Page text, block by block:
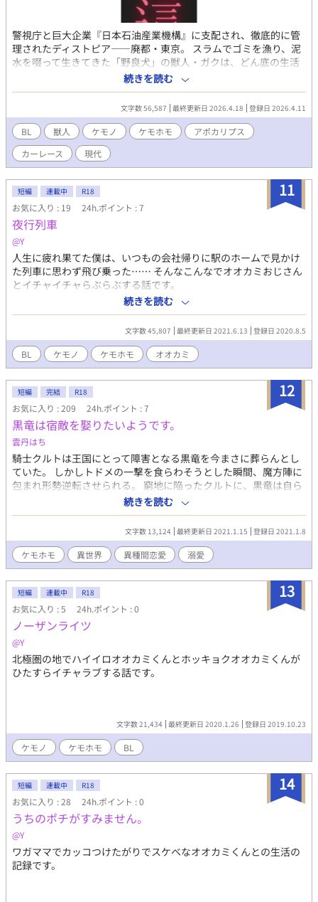
警視庁と巨大企業『日本石油産業機構』に支配され、徹底的に管
理されたディストピア——廃都・東京。 スラムでゴミを漁り、泥
水を啜って生きてきた「野良犬」の獣人・ガクは、どん底の生活
から這い上がるため、ある非合法レースへの参加を決意する。 そ
の名は、『トーキョー・ラリー』。無法地帯と化した東京を舞台
にした、狂気の公道レースだ。 愛車であるワインレッドのチュー
ンド・スープラを駆るガクだったが、レースを勝ち抜くには優秀
なナビゲーター（コ・ドライバー）が不可欠だった。そんな彼の
前に現れたのは、黄金色の被毛を持つゴールデンレトリバーの獣
人、ハル。 一見人懐っこく温厚なハルだが、その内面には常軌を
逸したナビゲート能力と、死と隣り合わせのスリルを渇望する底
知れない狂気を隠し持っていた。 「誰の助けもいらない」と孤独
を貫いてきたガクと、恵まれた環境という檻から逃げ出してきた
ハル。 反発しながらも、互いの「生きている実感」を賭けて無二
のバディとなった二匹は、始まりの地・大黒パーキングエリアへ
と降り立つ。 そこに立ちはだかるのは、漆黒のポルシェ911カレ
ラを操る純血のエリート・ドーベルマンのネロ。 圧倒的なマシン
スペックと純血種の壁。そして、崩落や妨害など理不尽な死の危
険が待ち受けるコース。 有象無象の死体を蹴散らし、純血の喉笛
を噛み千切れ。 どん底の野良犬たちが、極限のオーバードライブ
で廃都を駆け抜ける、狂熱のカーアクション＆バディBL、ここに
開幕！
続きを読む
文字数 56,587 最終更新日 2026.4.18 登録日 2026.4.11
BL 獣人 ケモノ ケモホモ
アポカリプス
カーレース
現代
11
短編 連載中 R18
お気に入り : 19 24h.ポイント : 7
夜行列車
@Y
人生に疲れ果てた僕は、いつもの会社帰りに駅のホームで見かけ
た列車に思わず飛び乗った…… そんなこんなでオオカミおじさん
とイチャイチャらぶらぶする話です。
続きを読む
文字数 45,807 最終更新日 2021.6.13 登録日 2020.8.5
BL ケモノ ケモホモ オオカミ
12
短編 完結 R18
お気に入り : 209 24h.ポイント : 7
黒竜は宿敵を娶りたいようです。
雲丹はち
騎士クルトは王国にとって障害となる黒竜を今まさに葬らんとし
ていた。 しかしトドメの一撃を食らわそうとした瞬間、魔方陣に
包まれ形勢逆転させられる。 窮地に陥ったクルトに、黒竜は自ら
語り出した。 『貴様こそ我が伴侶にふさわしい。我にその体、捧
げよ――』
続きを読む
文字数 13,124 最終更新日 2021.1.15 登録日 2021.1.8
ケモホモ 異世界 異種間恋愛 溺愛
13
短編 連載中 R18
お気に入り : 5 24h.ポイント : 0
ノーザンライツ
@Y
北極圏の地でハイイロオオカミくんとホッキョクオオカミくんが
ひたすらイチャラブする話です。
文字数 21,434 最終更新日 2020.1.26 登録日 2019.10.23
ケモノ ケモホモ BL
14
短編 連載中 R18
お気に入り : 28 24h.ポイント : 0
うちのポチがすみません。
@Y
ワガママでカッコつけたがりでスケベなオオカミくんとの生活の
記録です。